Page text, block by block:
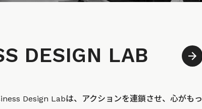
DESIGN LAB
Design Labは、アクションを連鎖させ、心がもっ